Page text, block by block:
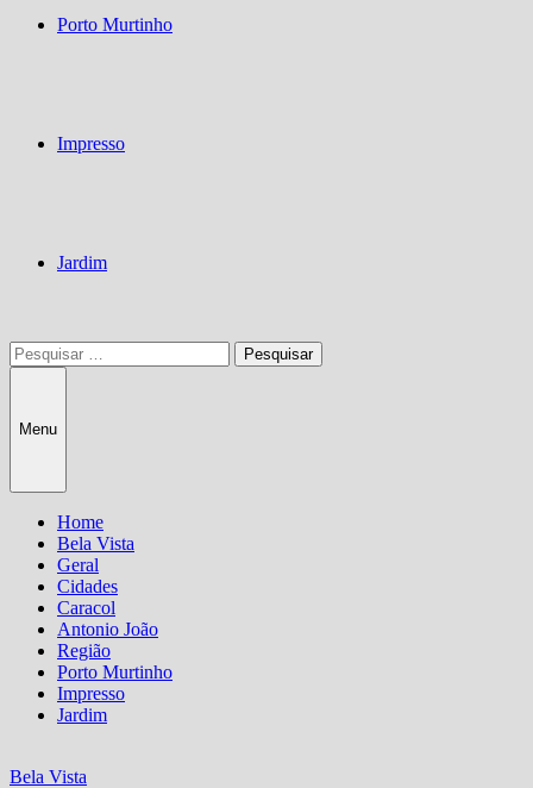
Porto Murtinho
Impresso
Jardim
Pesquisar
por:
Menu
Home
Bela Vista
Geral
Cidades
Caracol
Antonio João
Região
Porto Murtinho
Impresso
Jardim
Bela Vista